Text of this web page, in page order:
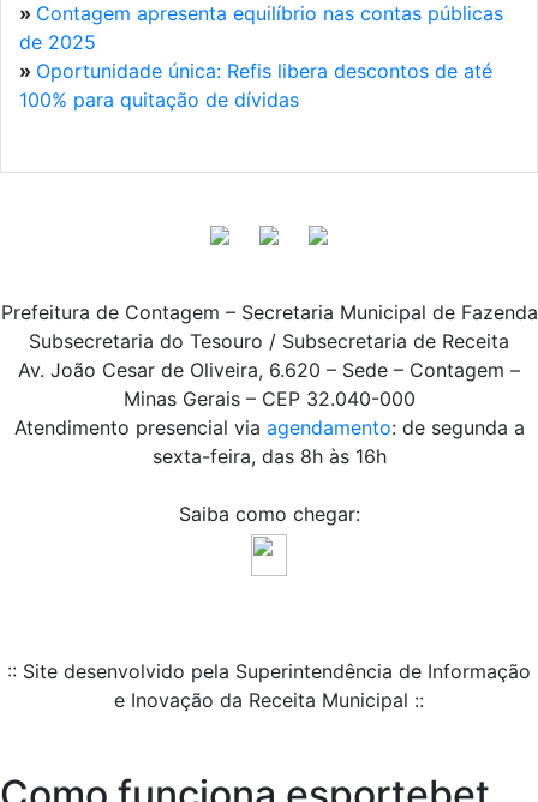
» Contagem apresenta equilíbrio nas contas públicas
de 2025
» Oportunidade única: Refis libera descontos de até
100% para quitação de dívidas
Prefeitura de Contagem – Secretaria Municipal de Fazenda
Subsecretaria do Tesouro / Subsecretaria de Receita
Av. João Cesar de Oliveira, 6.620 – Sede – Contagem –
Minas Gerais – CEP 32.040-000
Atendimento presencial via agendamento: de segunda a
sexta-feira, das 8h às 16h
Saiba como chegar:
:: Site desenvolvido pela Superintendência de Informação
e Inovação da Receita Municipal ::